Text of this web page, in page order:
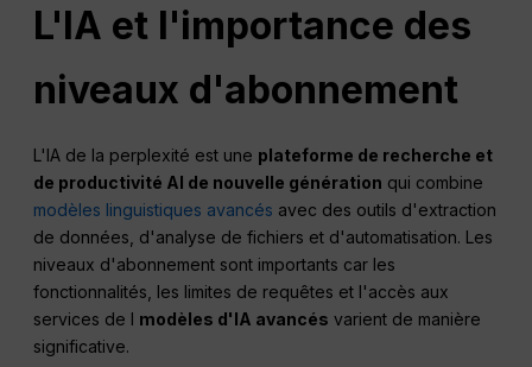
L'IA et l'importance des
niveaux d'abonnement
L'IA de la perplexité est une plateforme de recherche et
de productivité AI de nouvelle génération qui combine
modèles linguistiques avancés avec des outils d'extraction
de données, d'analyse de fichiers et d'automatisation. Les
niveaux d'abonnement sont importants car les
fonctionnalités, les limites de requêtes et l'accès aux
services de l modèles d'IA avancés varient de manière
significative.